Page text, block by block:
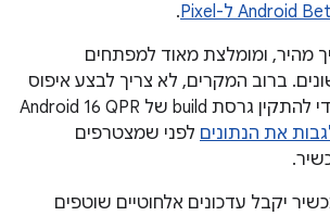
.
מהיר, ומומלצת מאוד למפתחים
ברוב המקרים, לא צריך לבצע איפוס
מלא של הנתונים כדי להתקין גרסת build של Android 16 QPR
את הנתונים לפני שמצטרפים
יקבל עדכונים אלחוטיים שוטפים